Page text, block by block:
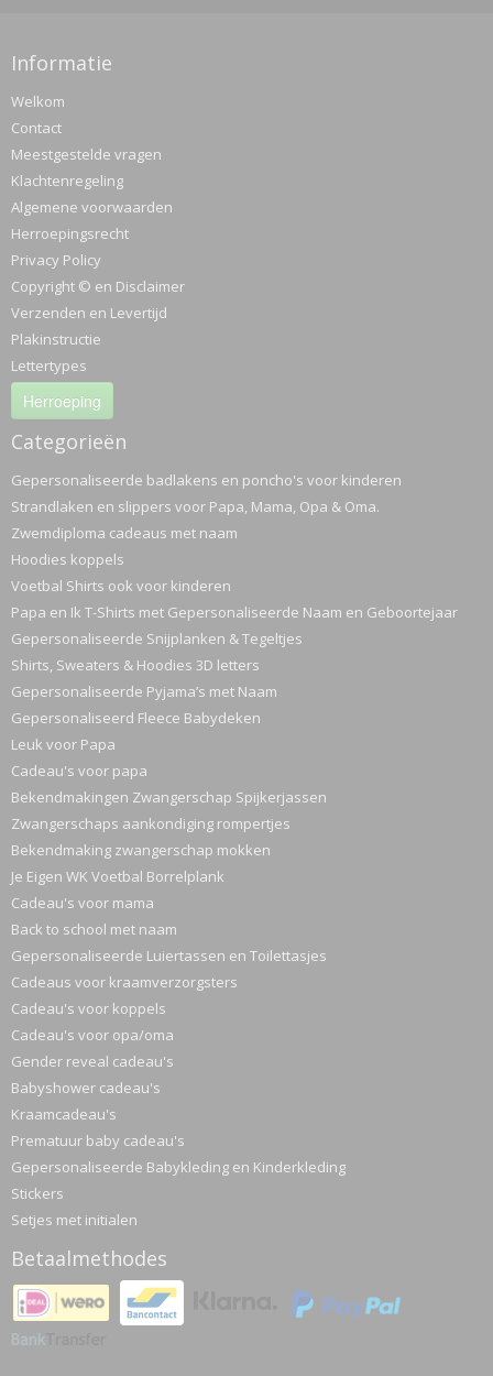
Informatie
Welkom
Contact
Meestgestelde vragen
Klachtenregeling
Algemene voorwaarden
Herroepingsrecht
Privacy Policy
Copyright © en Disclaimer
Verzenden en Levertijd
Plakinstructie
Lettertypes
Herroeping
Categorieën
Gepersonaliseerde badlakens en poncho's voor kinderen
Strandlaken en slippers voor Papa, Mama, Opa & Oma.
Zwemdiploma cadeaus met naam
Hoodies koppels
Voetbal Shirts ook voor kinderen
Papa en Ik T-Shirts met Gepersonaliseerde Naam en Geboortejaar
Gepersonaliseerde Snijplanken & Tegeltjes
Shirts, Sweaters & Hoodies 3D letters
Gepersonaliseerde Pyjama’s met Naam
Gepersonaliseerd Fleece Babydeken
Leuk voor Papa
Cadeau's voor papa
Bekendmakingen Zwangerschap Spijkerjassen
Zwangerschaps aankondiging rompertjes
Bekendmaking zwangerschap mokken
Je Eigen WK Voetbal Borrelplank
Cadeau's voor mama
Back to school met naam
Gepersonaliseerde Luiertassen en Toilettasjes
Cadeaus voor kraamverzorgsters
Cadeau's voor koppels
Cadeau's voor opa/oma
Gender reveal cadeau's
Babyshower cadeau's
Kraamcadeau's
Prematuur baby cadeau's
Gepersonaliseerde Babykleding en Kinderkleding
Stickers
Setjes met initialen
Betaalmethodes